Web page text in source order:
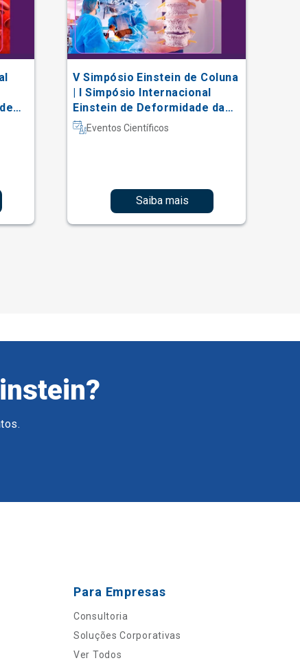
V Simpósio Einstein de Coluna
| I Simpósio Internacional
Einstein de Deformidade da
Coluna e Técnicas Complexas
Eventos Científicos
Saiba mais
Para Empresas
Consultoria
Soluções Corporativas
Ver Todos